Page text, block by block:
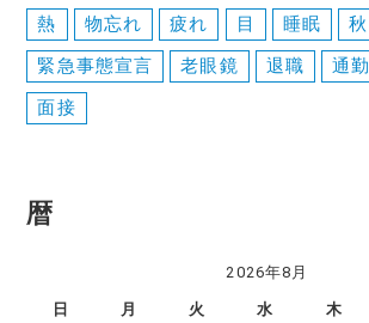
熱
物忘れ 疲れ 目 睡眠
秋
緊急事態宣言
老眼鏡 退職 通勤
面接
暦
2026年8月
日 月 火 水 木